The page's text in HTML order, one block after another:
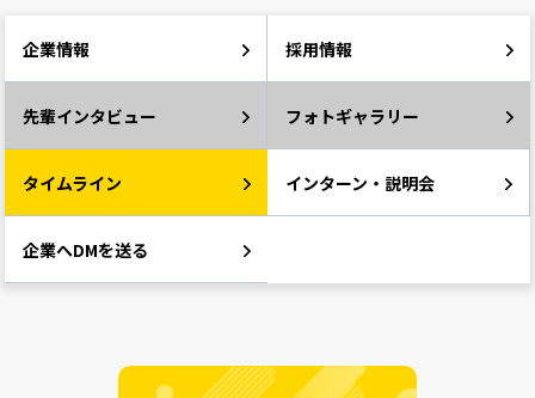
企業情報 採用情報
先輩インタビュー フォトギャラリー
タイムライン インターン・説明会
企業へDMを送る